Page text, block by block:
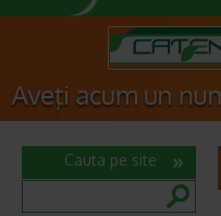
Cauta pe site